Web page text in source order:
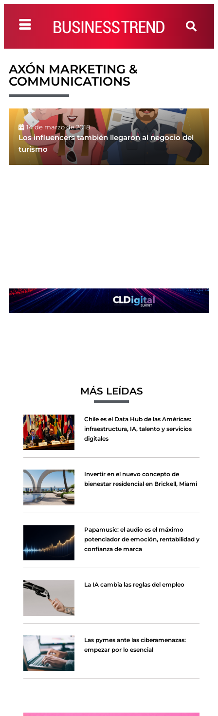
AXÓN MARKETING &
COMMUNICATIONS
14 de marzo de 2018
Los influencers también llegaron al negocio del
turismo
MÁS LEÍDAS
Chile es el Data Hub de las Américas:
infraestructura, IA, talento y servicios
digitales
Invertir en el nuevo concepto de
bienestar residencial en Brickell, Miami
Papamusic: el audio es el máximo
potenciador de emoción, rentabilidad y
confianza de marca
La IA cambia las reglas del empleo
Las pymes ante las ciberamenazas:
empezar por lo esencial